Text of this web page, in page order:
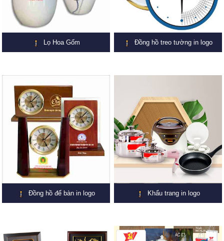
Lọ Hoa Gốm Đồng hồ treo tường in logo
Đồng hồ để bàn in logo Khẩu trang in logo